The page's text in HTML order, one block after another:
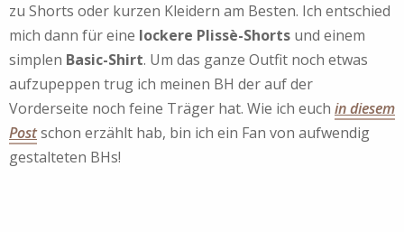
zu Shorts oder kurzen Kleidern am Besten. Ich entschied
mich dann für eine lockere Plissè-Shorts und einem
simplen Basic-Shirt. Um das ganze Outfit noch etwas
aufzupeppen trug ich meinen BH der auf der
Vorderseite noch feine Träger hat. Wie ich euch in diesem
Postschon erzählt hab, bin ich ein Fan von aufwendig
gestalteten BHs!